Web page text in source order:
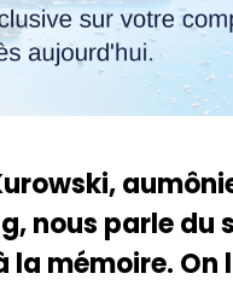
nous parle du
mémoire. On